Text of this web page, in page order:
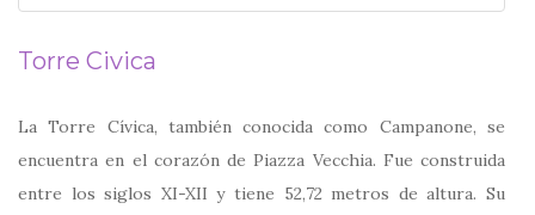
Torre Civica
La Torre Cívica, también conocida como Campanone, se
encuentra en el corazón de Piazza Vecchia. Fue construida
entre los siglos XI-XII y tiene 52,72 metros de altura. Su